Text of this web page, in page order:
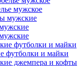
мужское
футболки и майки